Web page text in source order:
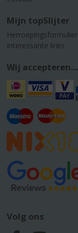
Mijn topSlijter
Herroepingsformulier
Interessante links
Wij accepteren...
Volg ons